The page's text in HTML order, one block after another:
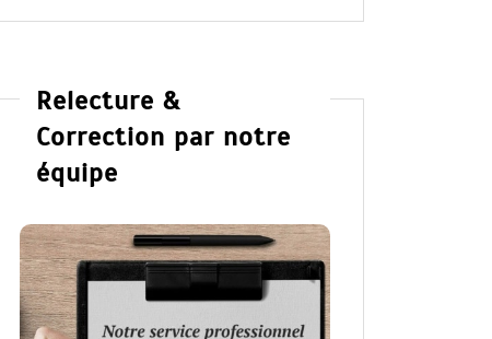
Relecture &
Correction par notre
équipe